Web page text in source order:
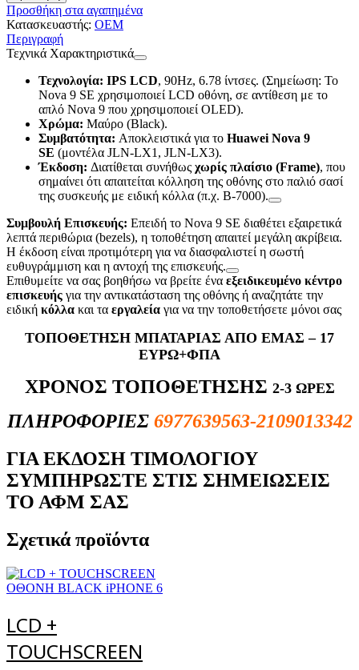
Προσθήκη στα αγαπημένα
Κατασκευαστής: OEM
Περιγραφή
Τεχνικά Χαρακτηριστικά
Τεχνολογία: IPS LCD, 90Hz, 6.78 ίντσες. (Σημείωση: Το
Nova 9 SE χρησιμοποιεί LCD οθόνη, σε αντίθεση με το
απλό Nova 9 που χρησιμοποιεί OLED).
Χρώμα: Μαύρο (Black).
Συμβατότητα: Αποκλειστικά για το Huawei Nova 9
SE (μοντέλα JLN-LX1, JLN-LX3).
Έκδοση: Διατίθεται συνήθως χωρίς πλαίσιο (Frame), που
σημαίνει ότι απαιτείται κόλληση της οθόνης στο παλιό σασί
της συσκευής με ειδική κόλλα (π.χ. B-7000).
Συμβουλή Επισκευής: Επειδή το Nova 9 SE διαθέτει εξαιρετικά
λεπτά περιθώρια (bezels), η τοποθέτηση απαιτεί μεγάλη ακρίβεια.
Η έκδοση είναι προτιμότερη για να διασφαλιστεί η σωστή
ευθυγράμμιση και η αντοχή της επισκευής.
Επιθυμείτε να σας βοηθήσω να βρείτε ένα εξειδικευμένο κέντρο
επισκευής για την αντικατάσταση της οθόνης ή αναζητάτε την
ειδική κόλλα και τα εργαλεία για να την τοποθετήσετε μόνοι σας
ΤΟΠΟΘΕΤΗΣΗ ΜΠΑΤΑΡΙΑΣ ΑΠΟ ΕΜΑΣ – 17
ΕΥΡΩ+ΦΠΑ
ΧΡΟΝΟΣ ΤΟΠΟΘΕΤΗΣΗΣ 2-3 ΩΡΕΣ
ΠΛΗΡΟΦΟΡΙΕΣ 6977639563-2109013342
ΓΙΑ ΕΚΔΟΣΗ ΤΙΜΟΛΟΓΙΟΥ
ΣΥΜΠΗΡΩΣΤΕ ΣΤΙΣ ΣΗΜΕΙΩΣΕΙΣ
ΤΟ ΑΦΜ ΣΑΣ
Σχετικά προϊόντα
LCD +
TOUCHSCREEN